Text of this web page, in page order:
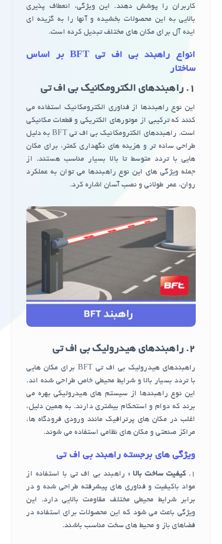
کاربران را پوشش دهند. این ویژگی، انعطاف پذیری
بالایی به این محصولات بخشیده و آنها را به گزینه ای
ایده آل برای مکان های مختلف تبدیل کرده است.
انواع راهبند بی اف تی BFT بر اساس
ساختار
1. راهبندهای الکترومکانیک بی اف تی
این نوع راهبندها از فناوری الکترومکانیک استفاده می
کنند که ترکیبی از موتورهای الکتریکی و قطعات مکانیکی
است. راهبندهای الکترومکانیک بی اف تی BFT به دلیل
طراحی ساده تر و هزینه های نگهداری کمتر، برای مکان
هایی با تردد متوسط تا بالا بسیار مناسب هستند. از
جمله ویژگی های این نوع راهبندها می توان به عملکرد
روان، عمر طولانی و نصب آسان اشاره کرد.
2. راهبندهای هیدرولیک بی اف تی
راهبندهای هیدرولیک بی اف تی BFT برای مکان هایی
با تردد بسیار بالا و شرایط محیطی خاص طراحی شده اند.
این نوع راهبندها از سیستم های هیدرولیکی بهره می
برند که دوام و استحکام بیشتری دارند. به همین دلیل،
اغلب در مکان های پرترافیک مانند ورودی فرودگاه ها،
مراکز صنعتی و مکان های نظامی استفاده می شوند.
ویژگی های برجسته راهبند بی اف تی
1. کیفیت ساخت بالا : راهبند بی اف تی با استفاده از
مواد باکیفیت و فناوری های پیشرفته طراحی شده و در
برابر شرایط محیطی مختلف مقاومت بالایی دارد. این
ویژگی باعث می شود که این محصولات برای استفاده در
فضاهای باز و محیط های سخت مناسب باشند.